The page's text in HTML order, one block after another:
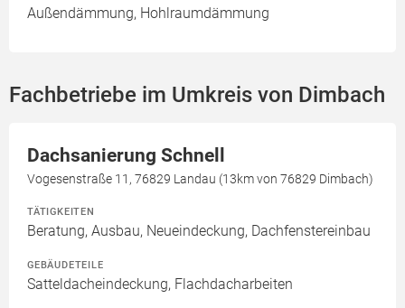
Außendämmung, Hohlraumdämmung
Fachbetriebe im Umkreis von Dimbach
Dachsanierung Schnell
Vogesenstraße 11, 76829 Landau (13km von 76829 Dimbach)
TÄTIGKEITEN
Beratung, Ausbau, Neueindeckung, Dachfenstereinbau
GEBÄUDETEILE
Satteldacheindeckung, Flachdacharbeiten